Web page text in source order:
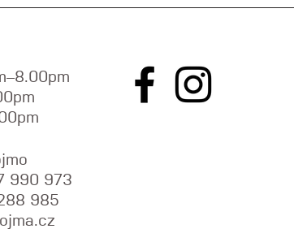
990 973
985